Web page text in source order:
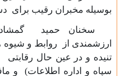
بوسیله مخبران رقیب برای
سخنان حمید
ارزشمندی از روابط و شیوه
تنیده و در عین حال رقابتی
سپاه و اداره اطلاعات) و